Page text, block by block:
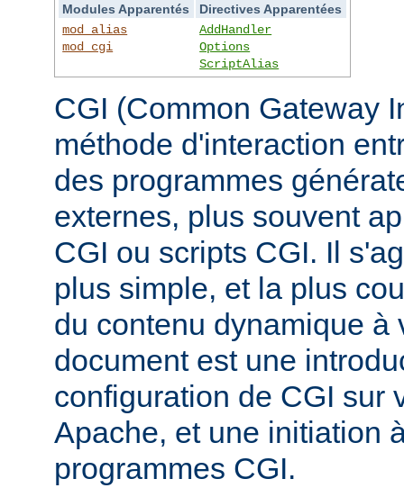
Modules Apparentés
Directives Apparentées
mod_alias
mod_cgi
AddHandler
Options
ScriptAlias
CGI (Common Gateway
méthode d'interaction
des programmes
externes, plus souvent
CGI ou scripts CGI. Il
plus simple, et la plus
du contenu dynamique à
document est une
configuration de CGI sur
Apache, et une initiation
programmes CGI.